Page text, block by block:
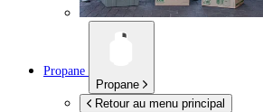
Propane
Propane
Retour au menu principal